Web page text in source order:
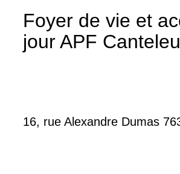
Foyer de vie et
jour APF Canteleu
16, rue Alexandre Dumas